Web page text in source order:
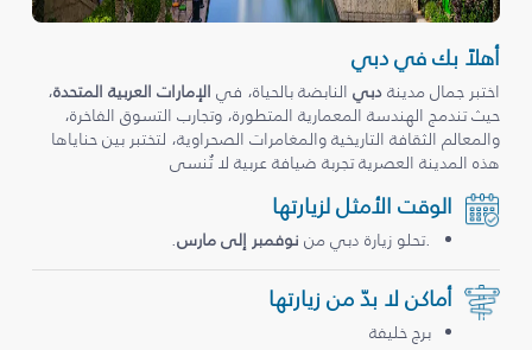
أهلاً بك في دبي
اختبر جمال مدينةدبيالنابضة بالحياة، في الإمارات العربية المتحدة،
حيث تندمج الهندسة المعمارية المتطورة، وتجارب التسوق الفاخرة،
والمعالم الثقافة التاريخية والمغامرات الصحراوية، لتختبر بين حناياها
هذه المدينة العصرية تجربة ضيافة عربية لا تُنسى
الوقت الأمثل لزيارتها
.تحلو زيارة دبي من نوفمبر إلى مارس.
أماكن لا بدّ من زيارتها
برج خليفة